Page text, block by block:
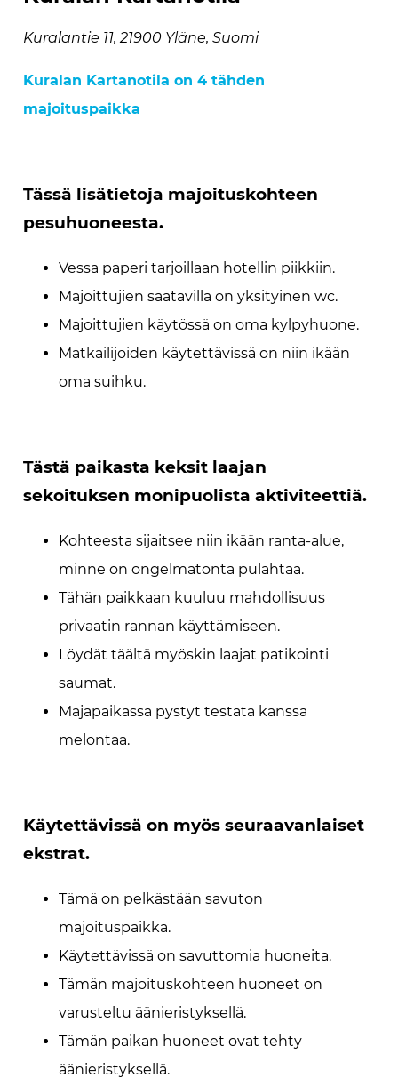
Kuralantie 11, 21900 Yläne, Suomi
Kuralan Kartanotila on 4 tähden
majoituspaikka
Tässä lisätietoja majoituskohteen
pesuhuoneesta.
Vessa paperi tarjoillaan hotellin piikkiin.
Majoittujien saatavilla on yksityinen wc.
Majoittujien käytössä on oma kylpyhuone.
Matkailijoiden käytettävissä on niin ikään
oma suihku.
Tästä paikasta keksit laajan
sekoituksen monipuolista aktiviteettiä.
Kohteesta sijaitsee niin ikään ranta-alue,
minne on ongelmatonta pulahtaa.
Tähän paikkaan kuuluu mahdollisuus
privaatin rannan käyttämiseen.
Löydät täältä myöskin laajat patikointi
saumat.
Majapaikassa pystyt testata kanssa
melontaa.
Käytettävissä on myös seuraavanlaiset
ekstrat.
Tämä on pelkästään savuton
majoituspaikka.
Käytettävissä on savuttomia huoneita.
Tämän majoituskohteen huoneet on
varusteltu äänieristyksellä.
Tämän paikan huoneet ovat tehty
äänieristyksellä.